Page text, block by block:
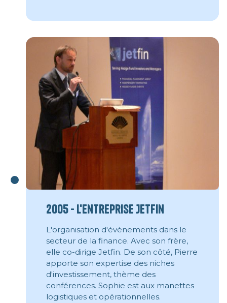
2005 - L'entreprise Jetfin
L'organisation d'évènements dans le
secteur de la finance. Avec son frère,
elle co-dirige Jetfin. De son côté, Pierre
apporte son expertise des niches
d'investissement, thème des
conférences. Sophie est aux manettes
logistiques et opérationnelles.